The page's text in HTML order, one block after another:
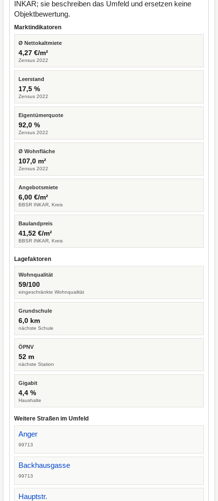
INKAR; sie beschreiben das Umfeld und ersetzen keine
Objektbewertung.
Marktindikatoren
Ø Nettokaltmiete
4,27 €/m²
Zensus 2022
Leerstand
17,5 %
Zensus 2022
Eigentümerquote
92,0 %
Zensus 2022
Ø Wohnfläche
107,0 m²
Zensus 2022
Angebotsmiete
6,00 €/m²
BBSR INKAR, Kreis
Baulandpreis
41,52 €/m²
BBSR INKAR, Kreis
Lagefaktoren
Wohnqualität
59/100
eingeschränkte Wohnqualität
Grundschule
6,0 km
nächste Schule
ÖPNV
52 m
nächste Station
Gigabit
4,4 %
Haushalte
Weitere Straßen im Umfeld
Anger
99713
Backhausgasse
99713
Hauptstr.